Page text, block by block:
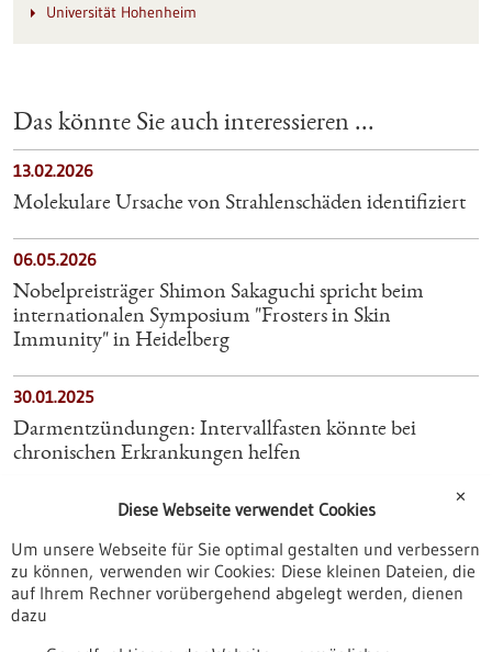
Universität Hohenheim
Das könnte Sie auch interessieren ...
13.02.2026
Molekulare Ursache von Strahlenschäden identifiziert
06.05.2026
Nobelpreisträger Shimon Sakaguchi spricht beim
internationalen Symposium "Frosters in Skin
Immunity" in Heidelberg
30.01.2025
Darmentzündungen: Intervallfasten könnte bei
chronischen Erkrankungen helfen
Mikrobiom-Forschung: Speicheltypen als möglicher
Risikoindikator
05.07.2024
✕
Diese Webseite verwendet Cookies
Um unsere Webseite für Sie optimal gestalten und verbessern
zu können, verwenden wir Cookies: Diese kleinen Dateien, die
auf Ihrem Rechner vorübergehend abgelegt werden, dienen
dazu